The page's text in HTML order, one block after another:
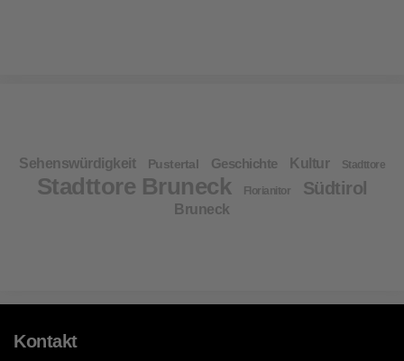
Sehenswürdigkeit Pustertal Geschichte Kultur Stadttore
Stadttore Bruneck Florianitor Südtirol
Bruneck
Kontakt